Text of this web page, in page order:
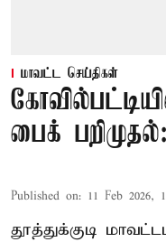
மாவட்ட செய்திகள்
பைக்
Published on: 11 Feb 2026,
தூத்துக்குடி